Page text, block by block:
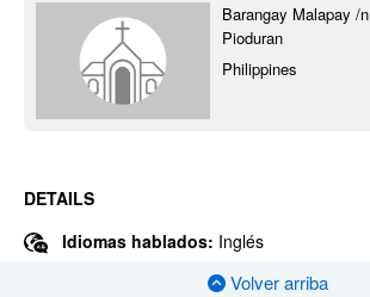
Barangay Malapay /n
Pioduran
Philippines
DETAILS
Idiomas hablados: Inglés
Volver arriba